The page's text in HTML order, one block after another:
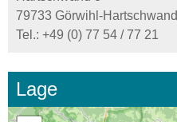
79733 Görwihl-Hartschwand
Tel.: +49 (0) 77 54 / 77 21
Lage